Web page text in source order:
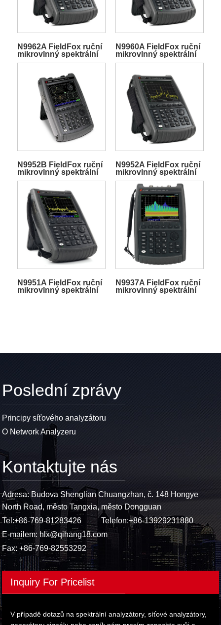
N9962A FieldFox ruční
mikrovlnný spektrální
analyzátor
N9960A FieldFox ruční
mikrovlnný spektrální
analyzátor
N9952B FieldFox ruční
mikrovlnný spektrální
analyzátor
N9952A FieldFox ruční
mikrovlnný spektrální
analyzátor
N9951A FieldFox ruční
mikrovlnný spektrální
N9937A FieldFox ruční
mikrovlnný spektrální
Poslední zprávy
Principy síťového analyzátoru
O Network Analyzeru
Kontaktujte nás
Adresa: Budova Shenglian Chuangzhan, č. 148 Hongye
North Road, město Tangxia, město Dongguan
Tel:+86-769-81283426 Telefon:+86-13929231880
E-mailem:hlx@qihang18.com
Fax: +86-769-82553292
Inquiry For Pricelist
V případě dotazů na spektrální analyzátory, síťové analyzátory,